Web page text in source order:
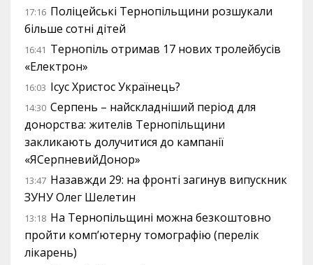
17:16 Поліцейські Тернопільщини розшукали
більше сотні дітей
16:41 Тернопіль отримав 17 нових тролейбусів
«Електрон»
16:03 Ісус Христос Українець?
14:30 Серпень – найскладніший період для
донорства: жителів Тернопільщини
закликають долучитися до кампанії
«ЯСерпневийДонор»
13:47 Назавжди 29: на фронті загинув випускник
ЗУНУ Олег Шелетин
13:18 На Тернопільщині можна безкоштовно
пройти комп’ютерну томографію (перелік
лікарень)